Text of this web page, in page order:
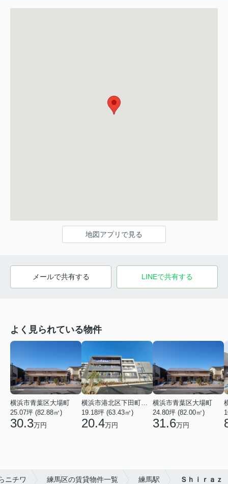
地図アプリで見る
メールで共有する LINEで共有する
よく見られている物件
横浜市青葉区大場町
25.07坪 (82.88㎡)
30.3万円
19.18坪 (63.43㎡)
20.4万円
横浜市青葉区大場町
24.80坪 (82.00㎡)
31.6万円
ニチワ 練馬区の賃貸物件一覧 練馬駅 Ｓｈｉｒａｚ